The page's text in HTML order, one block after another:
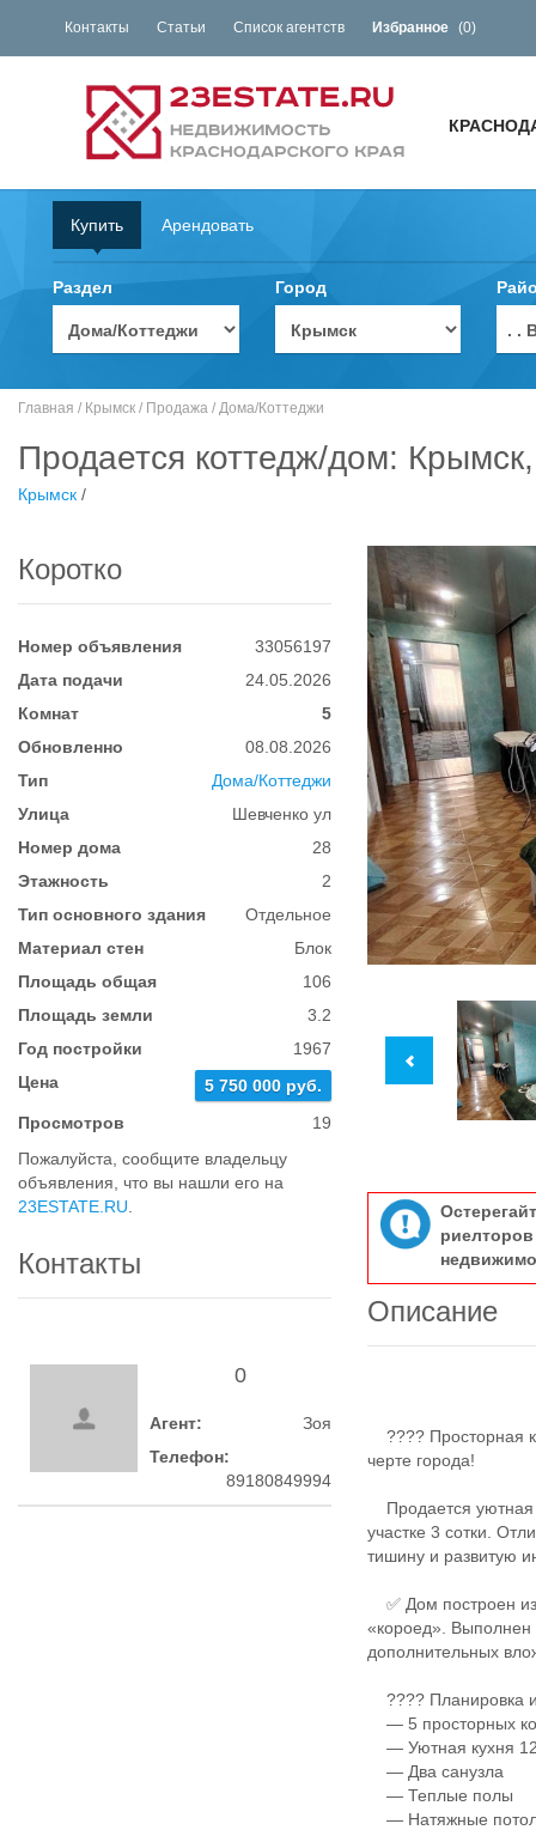
Контакты Статьи Список агентств Избранное (0)
Купить Арендовать
Раздел Город
. .
Главная / Крымск / Продажа / Дома/Коттеджи
Продается коттедж/дом:
Крымск /
Коротко
Номер объявления
33056197
Дата подачи
24.05.2026
Комнат
5
Обновленно
08.08.2026
Тип
Дома/Коттеджи
Улица
Шевченко ул
Номер дома
28
Этажность
2
Тип основного здания
Отдельное
Материал стен
Блок
Площадь общая
106
Площадь земли
3.2
Год постройки
1967
Цена
5 750 000 руб.
Просмотров
19
Пожалуйста, сообщите владельцу
объявления, что вы нашли его на
23ESTATE.RU
Контакты
0
Агент:
Зоя
Телефон:
89180849994
Описание
???? Просторная
черте города!
Продается уютная
участке 3 сотки.
тишину и развитую
✅ Дом построен из
«короед». Выполнен
дополнительных
???? Планировка
— 5 просторных
— Уютная кухня
— Два санузла
— Теплые полы
— Натяжные